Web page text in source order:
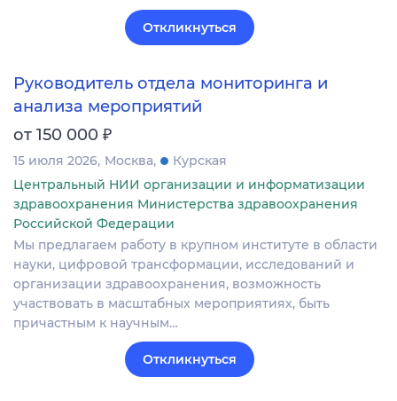
Откликнуться
Руководитель отдела мониторинга и
анализа мероприятий
от 150 000 ₽
15 июля 2026 Москва
Курская
Центральный НИИ организации и информатизации
здравоохранения Министерства здравоохранения
Российской Федерации
Мы предлагаем работу в крупном институте в области
науки, цифровой трансформации, исследований и
организации здравоохранения, возможность
участвовать в масштабных мероприятиях, быть
причастным к научным…
Откликнуться